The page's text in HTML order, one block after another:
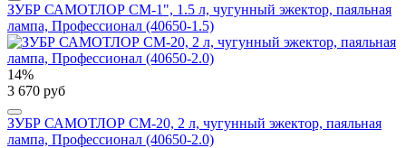
ЗУБР САМОТЛОР СМ-1", 1.5 л, чугунный эжектор, паяльная
лампа, Профессионал (40650-1.5)
14%
3 670 руб
ЗУБР САМОТЛОР СМ-20, 2 л, чугунный эжектор, паяльная
лампа, Профессионал (40650-2.0)